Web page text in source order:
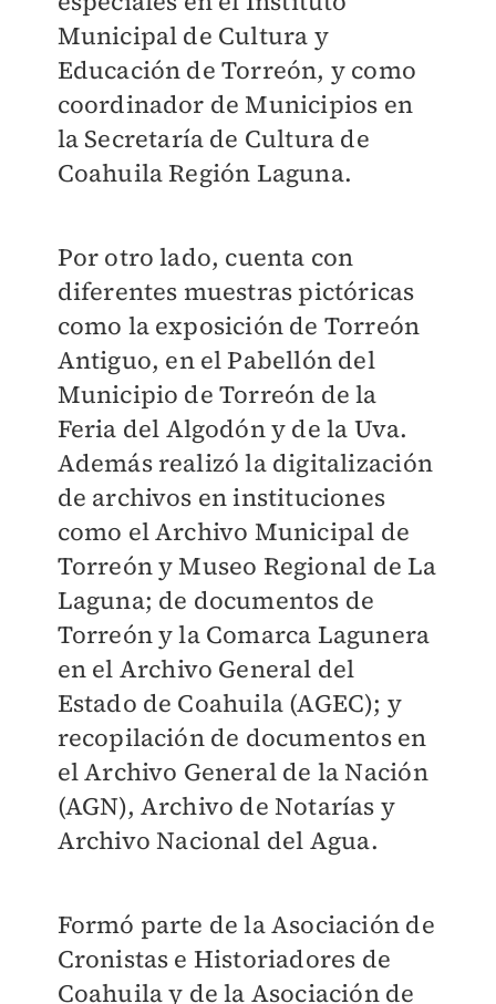
Municipal de Cultura y
Educación de Torreón, y como
coordinador de Municipios en
la Secretaría de Cultura de
Coahuila Región Laguna.
Por otro lado, cuenta con
diferentes muestras pictóricas
como la exposición de Torreón
Antiguo, en el Pabellón del
Municipio de Torreón de la
Feria del Algodón y de la Uva.
Además realizó la digitalización
de archivos en instituciones
como el Archivo Municipal de
Torreón y Museo Regional de La
Laguna; de documentos de
Torreón y la Comarca Lagunera
en el Archivo General del
Estado de Coahuila (AGEC); y
recopilación de documentos en
el Archivo General de la Nación
(AGN), Archivo de Notarías y
Archivo Nacional del Agua.
Formó parte de la Asociación de
Cronistas e Historiadores de
Coahuila y de la Asociación de